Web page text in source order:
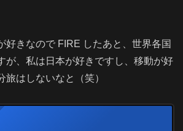
好きなので FIRE したあと、世界各国
が、私は日本が好きですし、移動が好
旅はしないなと（笑）